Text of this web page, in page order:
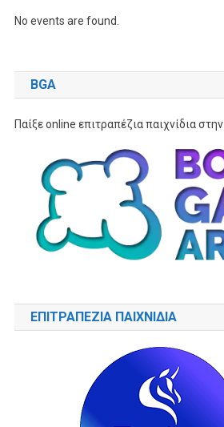
No events are found.
BGA
Παίξε online επιτραπέζια παιχνίδια στην
ΕΠΙΤΡΑΠΕΖΙΑ ΠΑΙΧΝΙΔΙΑ